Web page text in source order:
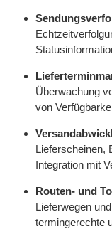
Überwachung
von
Lieferscheinen,
Integration mit
Routen- und
Lieferwegen
termingerechte